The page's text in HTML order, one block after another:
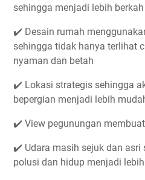
sehingga menjadi lebih berkah
✔️ Desain rumah
sehingga tidak hanya terlihat
nyaman dan betah
✔️ Lokasi strategis sehingga
bepergian menjadi lebih
✔️ View pegunungan
✔️ Udara masih sejuk dan asri
polusi dan hidup menjadi